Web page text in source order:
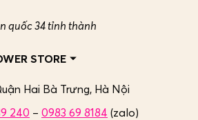
quốc 34 tỉnh thành
STORE
Hai Bà Trưng, Hà Nội
240 – 0983 69 8184 (zalo)